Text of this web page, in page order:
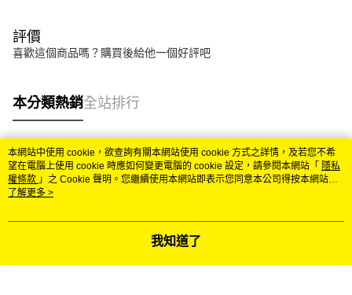
評價
喜歡這個商品嗎？購買後給他一個好評吧
本分類熱銷全站排行
熱門標籤
本網站中使用 cookie，欲查詢有關本網站使用 cookie 方式之詳情，及若您不希
望在電腦上使用 cookie 時應如何變更電腦的 cookie 設定，請參閱本網站「 隱私
權條款 」之 Cookie 聲明。您繼續使用本網站即表示您同意本公司得按本網站使
用條款之 Cookie 聲明使用 cookie。
了解更多 >
我知道了